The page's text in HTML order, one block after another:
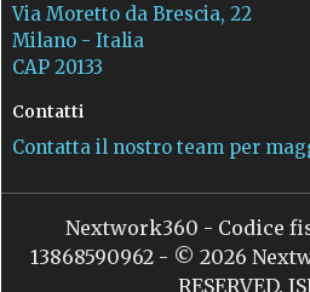
Via Moretto da Brescia, 22
Milano - Italia
CAP 20133
Contatti
Contatta il nostro team per
Nextwork360 - Codice
13868590962 - © 2026
RESERVED.